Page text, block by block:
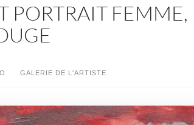
PORTRAIT FEMME,
GALERIE DE L'ARTISTE